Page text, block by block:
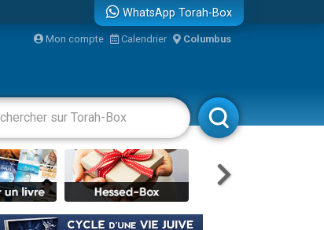
WhatsApp Torah-Box
Mon compte Calendrier Columbus
Divertissements Livres Rabbanim